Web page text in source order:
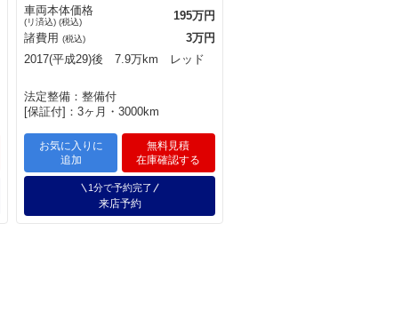
車両本体価格
(リ済込) (税込)
195万円
諸費用 (税込)
3万円
2017(平成29)後 7.9万km レッド
法定整備：整備付
[保証付]：3ヶ月・3000km
お気に入りに
追加
無料見積
在庫確認する
1分で予約完了
来店予約